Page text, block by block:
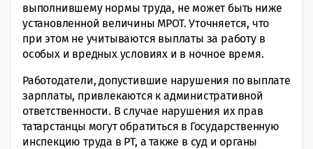
выполнившему нормы труда, не может быть ниже
установленной величины МРОТ. Уточняется, что
при этом не учитываются выплаты за работу в
особых и вредных условиях и в ночное время.
Работодатели, допустившие нарушения по выплате
зарплаты, привлекаются к административной
ответственности. В случае нарушения их прав
татарстанцы могут обратиться в Государственную
инспекцию труда в РТ, а также в суд и органы